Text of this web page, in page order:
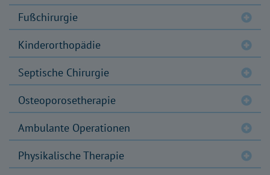
Fußchirurgie
Kinderorthopädie
Septische Chirurgie
Osteoporosetherapie
Ambulante Operationen
Physikalische Therapie